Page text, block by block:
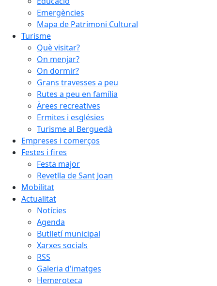
Emergències
Mapa de Patrimoni Cultural
Turisme
Què visitar?
On menjar?
On dormir?
Grans travesses a peu
Rutes a peu en família
Àrees recreatives
Ermites i esglésies
Turisme al Berguedà
Empreses i comerços
Festes i fires
Festa major
Revetlla de Sant Joan
Mobilitat
Actualitat
Notícies
Agenda
Butlletí municipal
Xarxes socials
RSS
Galeria d'imatges
Hemeroteca